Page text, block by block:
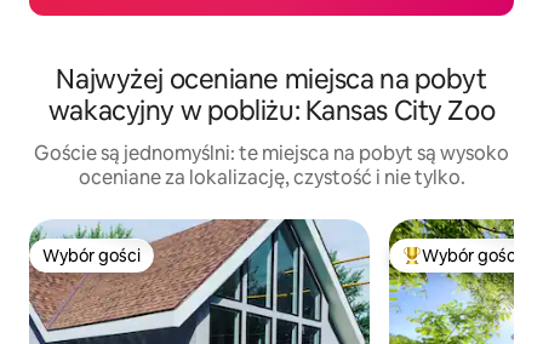
Najwyżej oceniane miejsca na pobyt
wakacyjny w pobliżu: Kansas City Zoo
Goście są jednomyślni: te miejsca na pobyt są wysoko
oceniane za lokalizację, czystość i nie tylko.
Wybór gości
Wybór gości Wybór gości